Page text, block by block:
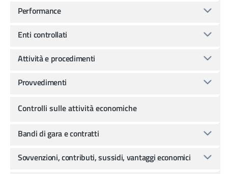
Performance
Enti controllati
Attività e procedimenti
Provvedimenti
Controlli sulle attività economiche
Bandi di gara e contratti
Sovvenzioni, contributi, sussidi, vantaggi economici